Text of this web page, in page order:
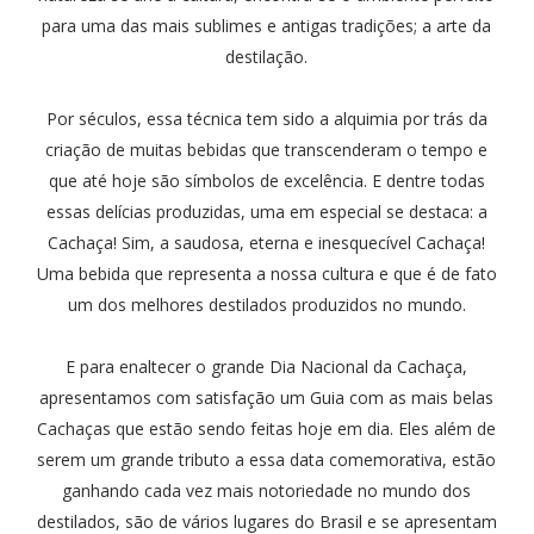
para uma das mais sublimes e antigas tradições; a arte da
destilação.
Por séculos, essa técnica tem sido a alquimia por trás da
criação de muitas bebidas que transcenderam o tempo e
que até hoje são símbolos de excelência. E dentre todas
essas delícias produzidas, uma em especial se destaca: a
Cachaça! Sim, a saudosa, eterna e inesquecível Cachaça!
Uma bebida que representa a nossa cultura e que é de fato
um dos melhores destilados produzidos no mundo.
E para enaltecer o grande Dia Nacional da Cachaça,
apresentamos com satisfação um Guia com as mais belas
Cachaças que estão sendo feitas hoje em dia. Eles além de
serem um grande tributo a essa data comemorativa, estão
ganhando cada vez mais notoriedade no mundo dos
destilados, são de vários lugares do Brasil e se apresentam